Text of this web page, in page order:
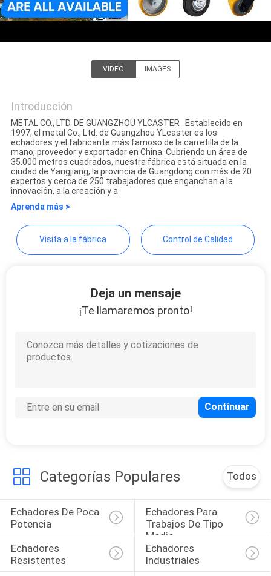
PIDA
DEL
SITIO
PRIVACY
POLICY
VIDEO IMAGES
Introducción
METAL CO., LTD. DE GUANGZHOU YLCASTER Establecido en
1997, el metal Co., Ltd. de Guangzhou YLcaster es los
echadores y el fabricante más famoso de la carretilla de la
mano, proveedor y exportador en China. Cubriendo un área de
35.000 metros cuadrados, nuestra fábrica está situada en la
ciudad de Yangjiang, la provincia de Guangdong con más de 20
expertos y cerca de 250 trabajadores que enganchan a la
innovación, a la creación y a
Aprenda más >
Visita a la fábrica Control de Calidad
Deja un mensaje
¡Te llamaremos pronto!
Categorías Populares Todos
Echadores De Poca
Potencia
Echadores Para
Trabajos De Tipo
Medio
Echadores
Resistentes
Echadores
Industriales